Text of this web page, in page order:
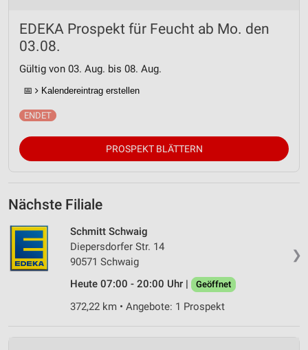
EDEKA Prospekt für Feucht ab Mo. den
03.08.
Gültig von 03. Aug. bis 08. Aug.
📅 Kalendereintrag erstellen
PROSPEKT BLÄTTERN
Nächste Filiale
❯
Schmitt Schwaig
Diepersdorfer Str. 14
90571 Schwaig
Heute 07:00 - 20:00 Uhr |
Geöffnet
372,22 km • Angebote: 1 Prospekt